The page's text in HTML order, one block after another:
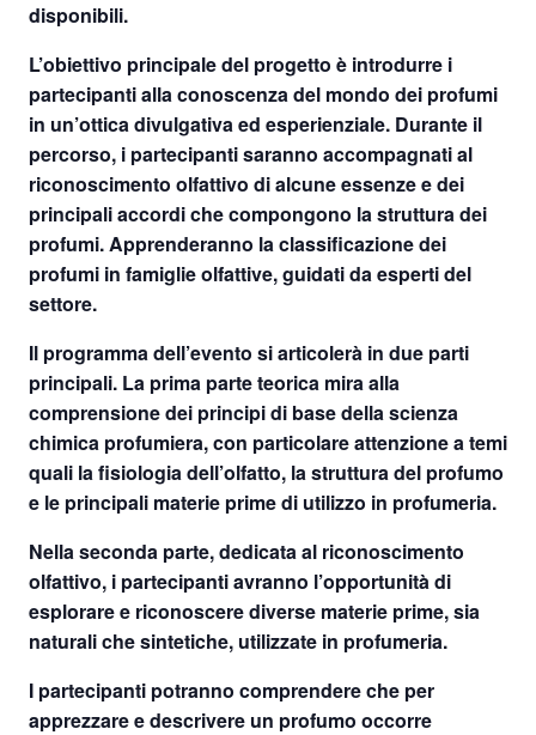
disponibili.
L’obiettivo principale del progetto è introdurre i
partecipanti alla conoscenza del mondo dei profumi
in un’ottica divulgativa ed esperienziale. Durante il
percorso, i partecipanti saranno accompagnati al
riconoscimento olfattivo di alcune essenze e dei
principali accordi che compongono la struttura dei
profumi. Apprenderanno la classificazione dei
profumi in famiglie olfattive, guidati da esperti del
settore.
Il programma dell’evento si articolerà in due parti
principali. La prima parte teorica mira alla
comprensione dei principi di base della scienza
chimica profumiera, con particolare attenzione a temi
quali la fisiologia dell’olfatto, la struttura del profumo
e le principali materie prime di utilizzo in profumeria.
Nella seconda parte, dedicata al riconoscimento
olfattivo, i partecipanti avranno l’opportunità di
esplorare e riconoscere diverse materie prime, sia
naturali che sintetiche, utilizzate in profumeria.
I partecipanti potranno comprendere che per
apprezzare e descrivere un profumo occorre